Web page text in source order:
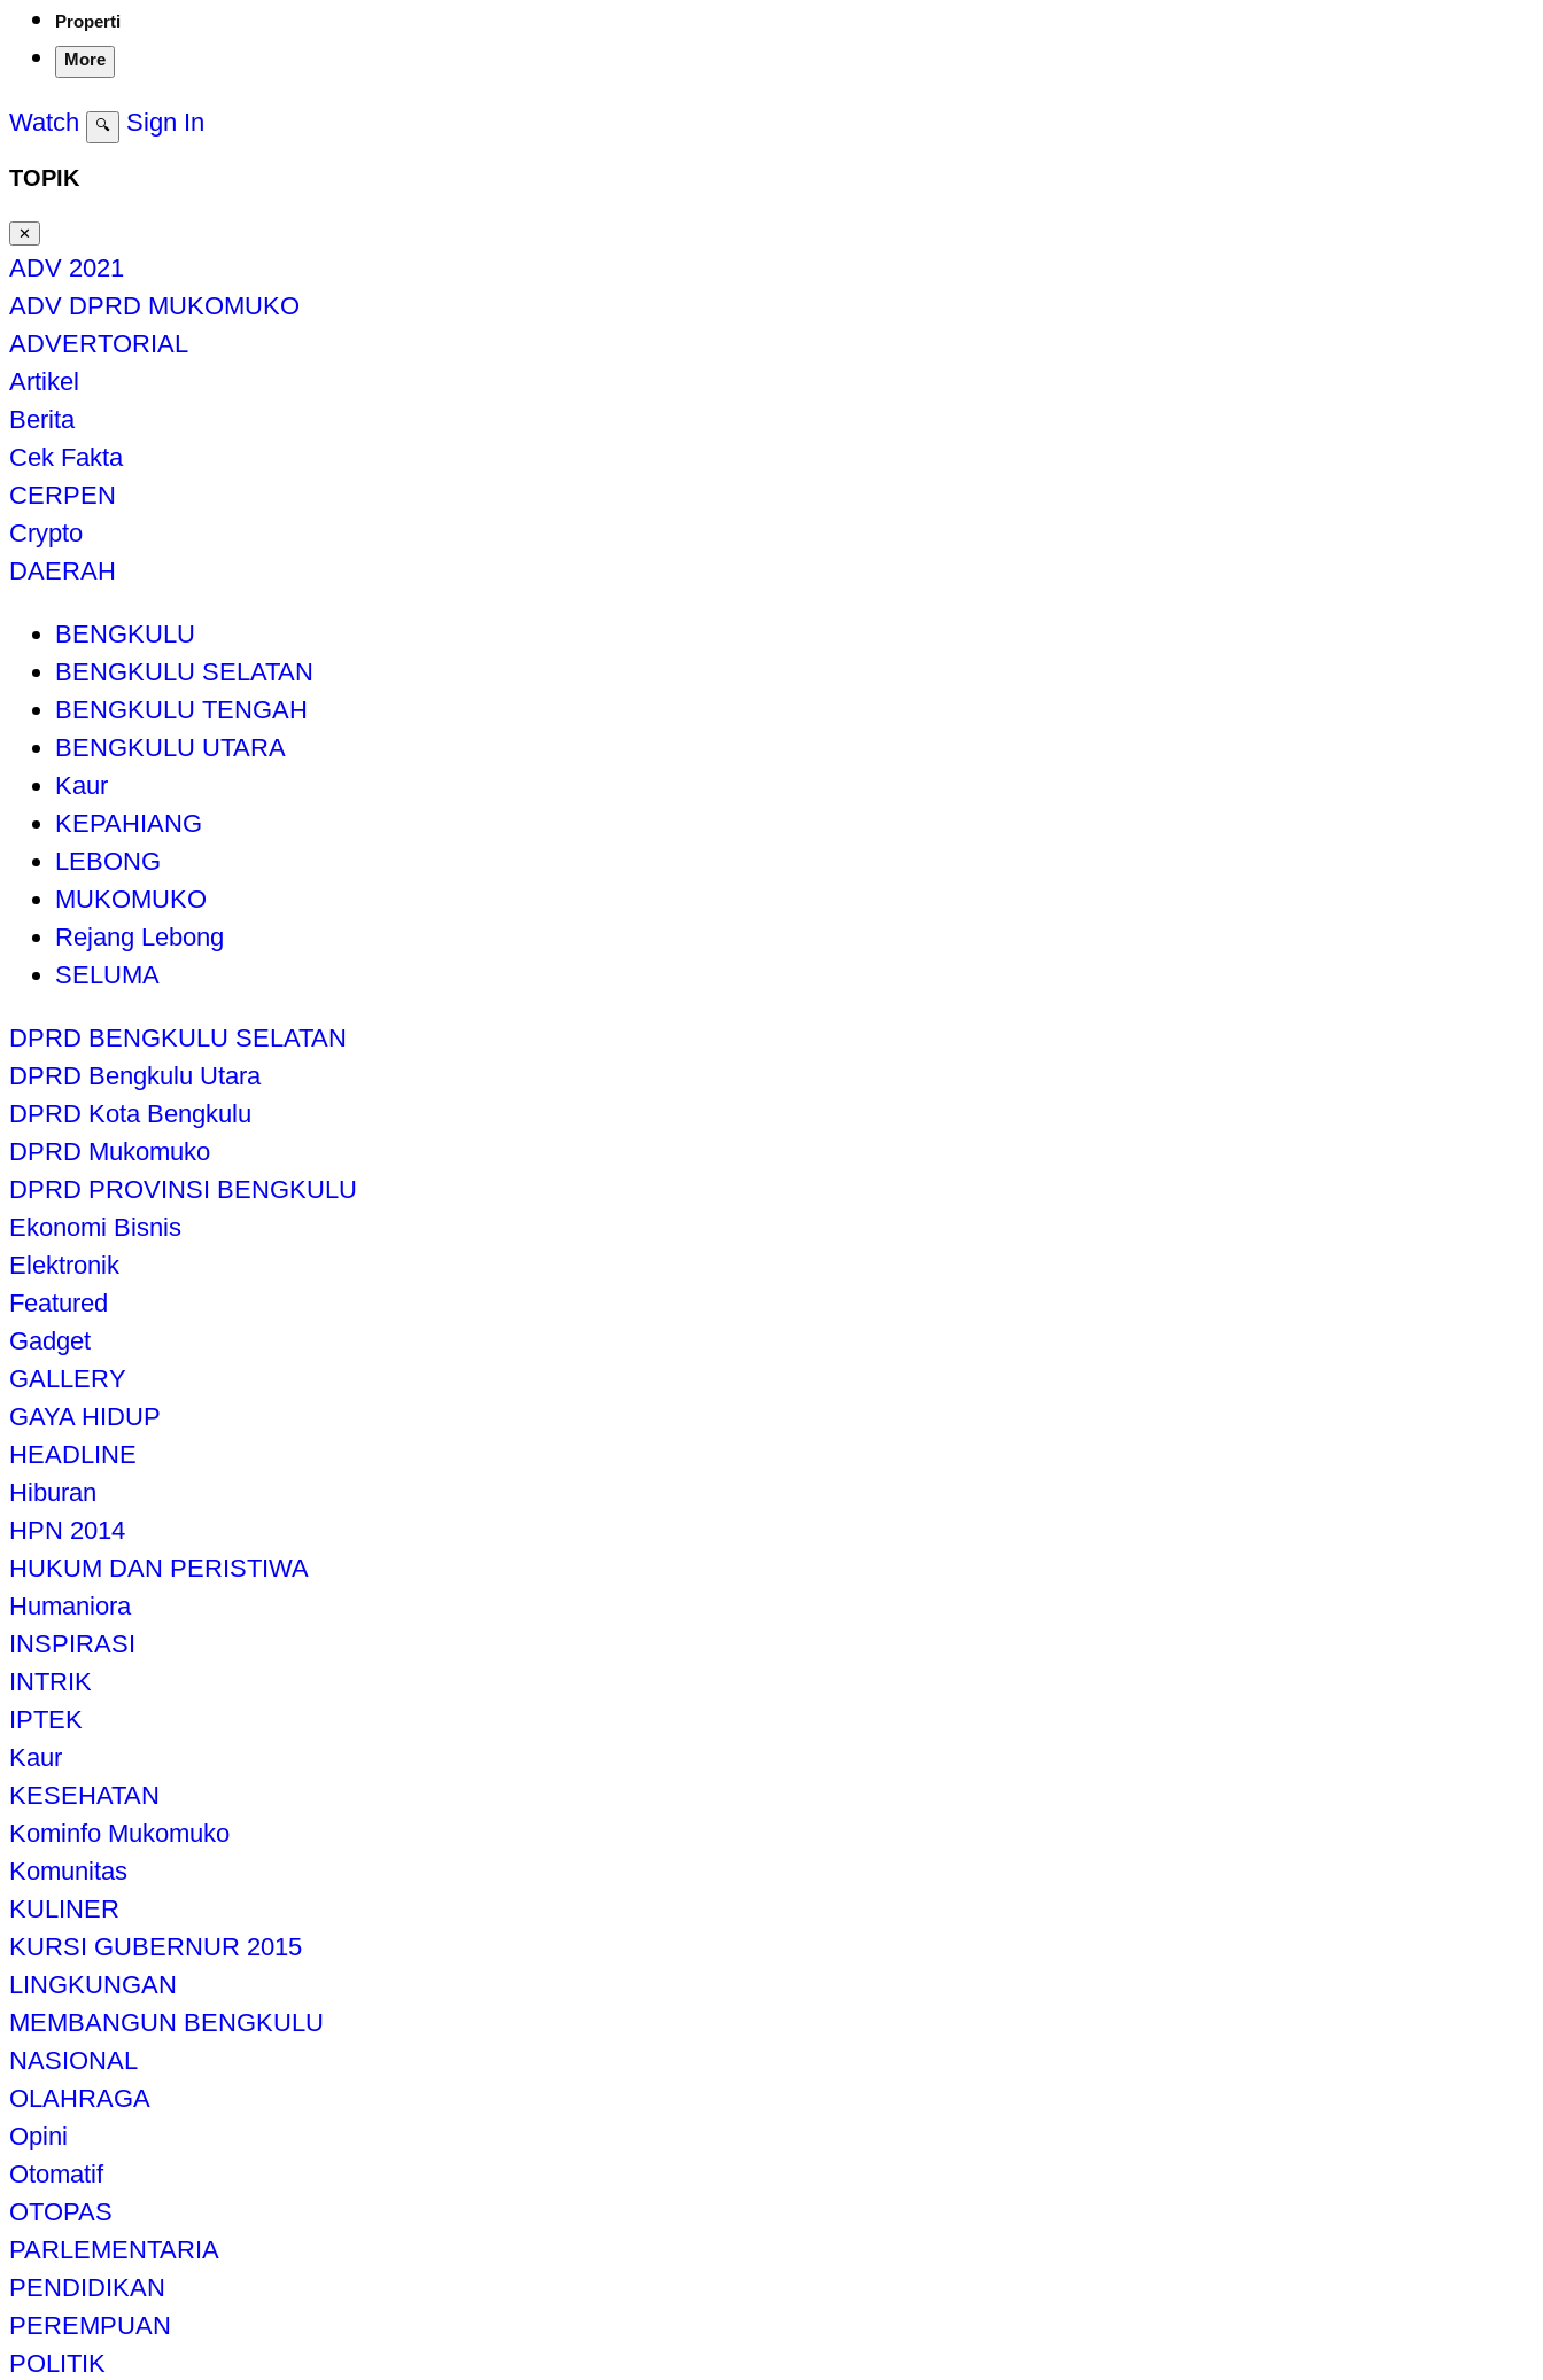
Properti
More
Watch 🔍 Sign In
TOPIK
✕
ADV 2021
ADV DPRD MUKOMUKO
ADVERTORIAL
Artikel
Berita
Cek Fakta
CERPEN
Crypto
DAERAH
BENGKULU
BENGKULU SELATAN
BENGKULU TENGAH
BENGKULU UTARA
Kaur
KEPAHIANG
LEBONG
MUKOMUKO
Rejang Lebong
SELUMA
DPRD BENGKULU SELATAN
DPRD Bengkulu Utara
DPRD Kota Bengkulu
DPRD Mukomuko
DPRD PROVINSI BENGKULU
Ekonomi Bisnis
Elektronik
Featured
Gadget
GALLERY
GAYA HIDUP
HEADLINE
Hiburan
HPN 2014
HUKUM DAN PERISTIWA
Humaniora
INSPIRASI
INTRIK
IPTEK
Kaur
KESEHATAN
Kominfo Mukomuko
Komunitas
KULINER
KURSI GUBERNUR 2015
LINGKUNGAN
MEMBANGUN BENGKULU
NASIONAL
OLAHRAGA
Opini
Otomatif
OTOPAS
PARLEMENTARIA
PENDIDIKAN
PEREMPUAN
POLITIK